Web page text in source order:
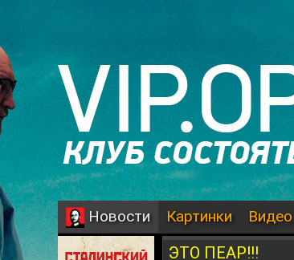
Новости Картинки Видео
ЭТО ПЕАР!!!